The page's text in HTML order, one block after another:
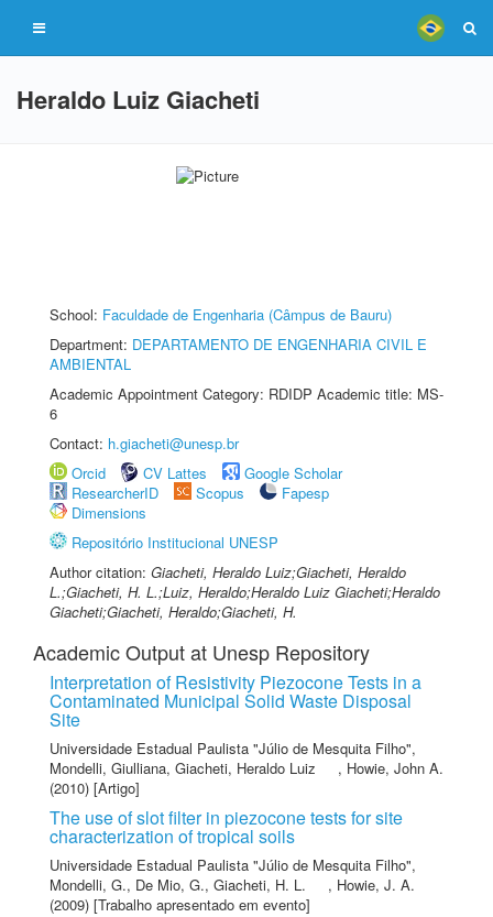
Heraldo Luiz Giacheti
School: Faculdade de Engenharia (Câmpus de Bauru)
Department: DEPARTAMENTO DE ENGENHARIA CIVIL E
AMBIENTAL
Academic Appointment Category: RDIDP Academic title: MS-
6
Contact: h.giacheti@unesp.br
Orcid
CV Lattes
Google Scholar
ResearcherID
Scopus
Fapesp
Dimensions
Repositório Institucional UNESP
Author citation: Giacheti, Heraldo Luiz;Giacheti, Heraldo
L.;Giacheti, H. L.;Luiz, Heraldo;Heraldo Luiz Giacheti;Heraldo
Giacheti;Giacheti, Heraldo;Giacheti, H.
Academic Output at Unesp Repository
Interpretation of Resistivity Piezocone Tests in a
Contaminated Municipal Solid Waste Disposal
Site
Universidade Estadual Paulista "Júlio de Mesquita Filho",
Mondelli, Giulliana, Giacheti, Heraldo Luiz , Howie, John A.
(2010) [Artigo]
The use of slot filter in piezocone tests for site
characterization of tropical soils
Universidade Estadual Paulista "Júlio de Mesquita Filho",
Mondelli, G., De Mio, G., Giacheti, H. L. , Howie, J. A.
(2009) [Trabalho apresentado em evento]